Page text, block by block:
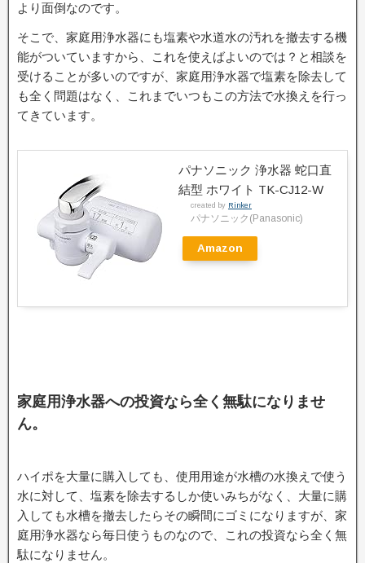
より面倒なのです。
そこで、家庭用浄水器にも塩素や水道水の汚れを撤去する機
能がついていますから、これを使えばよいのでは？と相談を
受けることが多いのですが、家庭用浄水器で塩素を除去して
も全く問題はなく、これまでいつもこの方法で水換えを行っ
てきています。
パナソニック 浄水器 蛇口直
結型 ホワイト TK-CJ12-W
created by Rinker
パナソニック(Panasonic)
Amazon
家庭用浄水器への投資なら全く無駄になりませ
ん。
ハイポを大量に購入しても、使用用途が水槽の水換えで使う
水に対して、塩素を除去するしか使いみちがなく、大量に購
入しても水槽を撤去したらその瞬間にゴミになりますが、家
庭用浄水器なら毎日使うものなので、これの投資なら全く無
駄になりません。